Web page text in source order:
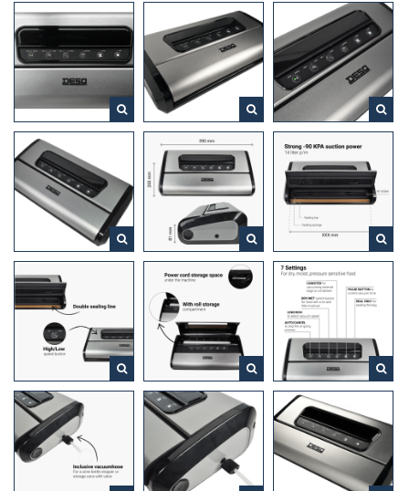
✓Met geïntegreerde rolhouder en rolsnijder
✓Inclusief Vacuumslang voor o.a. een wijn flessenstop
of bewaarbussen met ventiel.
✓Uitneembaar lekbakje om makkelijk schoon te maken
✓Netsnoer opbergruimte onder de machine
✓Automatisch of handmatig vacumeren
Is geschikt voor alle voedingsmiddelen: Droog, vochtig, hard,
zacht, gevoelig.
Voedsel blijft tot wel 8 keer langer vers door het vacuüm te
verpakken! Zo verminder je voedselverspilling en bespaar je
geld. Hierdoor draag je bij aan een duurzamere wereld.
Eenvoudig te bedienen: doe het voedsel in de zak, kies de
geschikte stand en de vacuümmachine zorgt voor de rest.
Na meer dan 20 jaar ervaring met lamineermachines, slaat
DESQ een nieuwe weg in! De kennis om met de juiste
snelheid, op de juiste temperatuur en met de juiste druk een
document te sealen, hebben we aangewend bij de
ontwikkeling van de eerste DESQ Vacuümmachine.